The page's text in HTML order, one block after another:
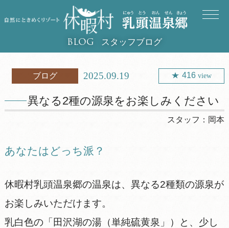
BLOG スタッフブログ
ブログ 2025.09.19 416 view
異なる2種の源泉をお楽しみください
スタッフ： 岡本
あなたはどっち派？
休暇村乳頭温泉郷の温泉は、異なる2種類の源泉が
お楽しみいただけます。
乳白色の「田沢湖の湯（単純硫黄泉」）と、少し